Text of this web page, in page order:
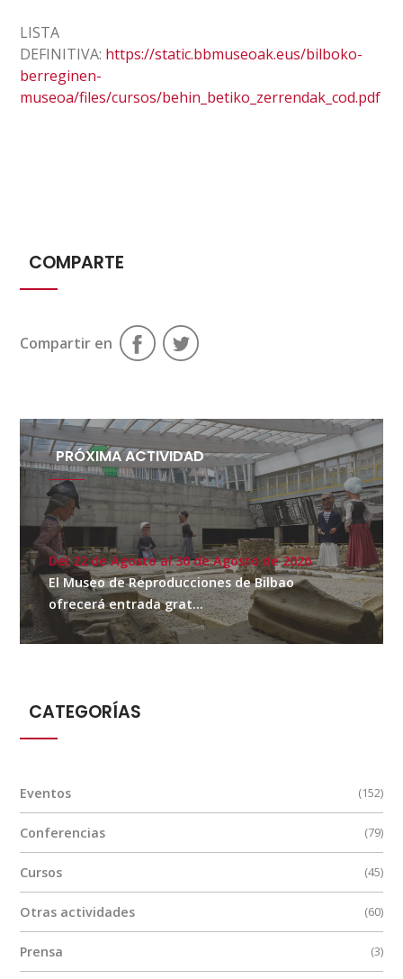
LISTA
DEFINITIVA: https://static.bbmuseoak.eus/bilboko-
berreginen-
museoa/files/cursos/behin_betiko_zerrendak_cod.pdf
COMPARTE
Compartir en
PRÓXIMA ACTIVIDAD
Del 22 de Agosto al 30 de Agosto de 2026
El Museo de Reproducciones de Bilbao
ofrecerá entrada grat...
CATEGORÍAS
Eventos (152)
Conferencias (79)
Cursos (45)
Otras actividades (60)
Prensa (3)